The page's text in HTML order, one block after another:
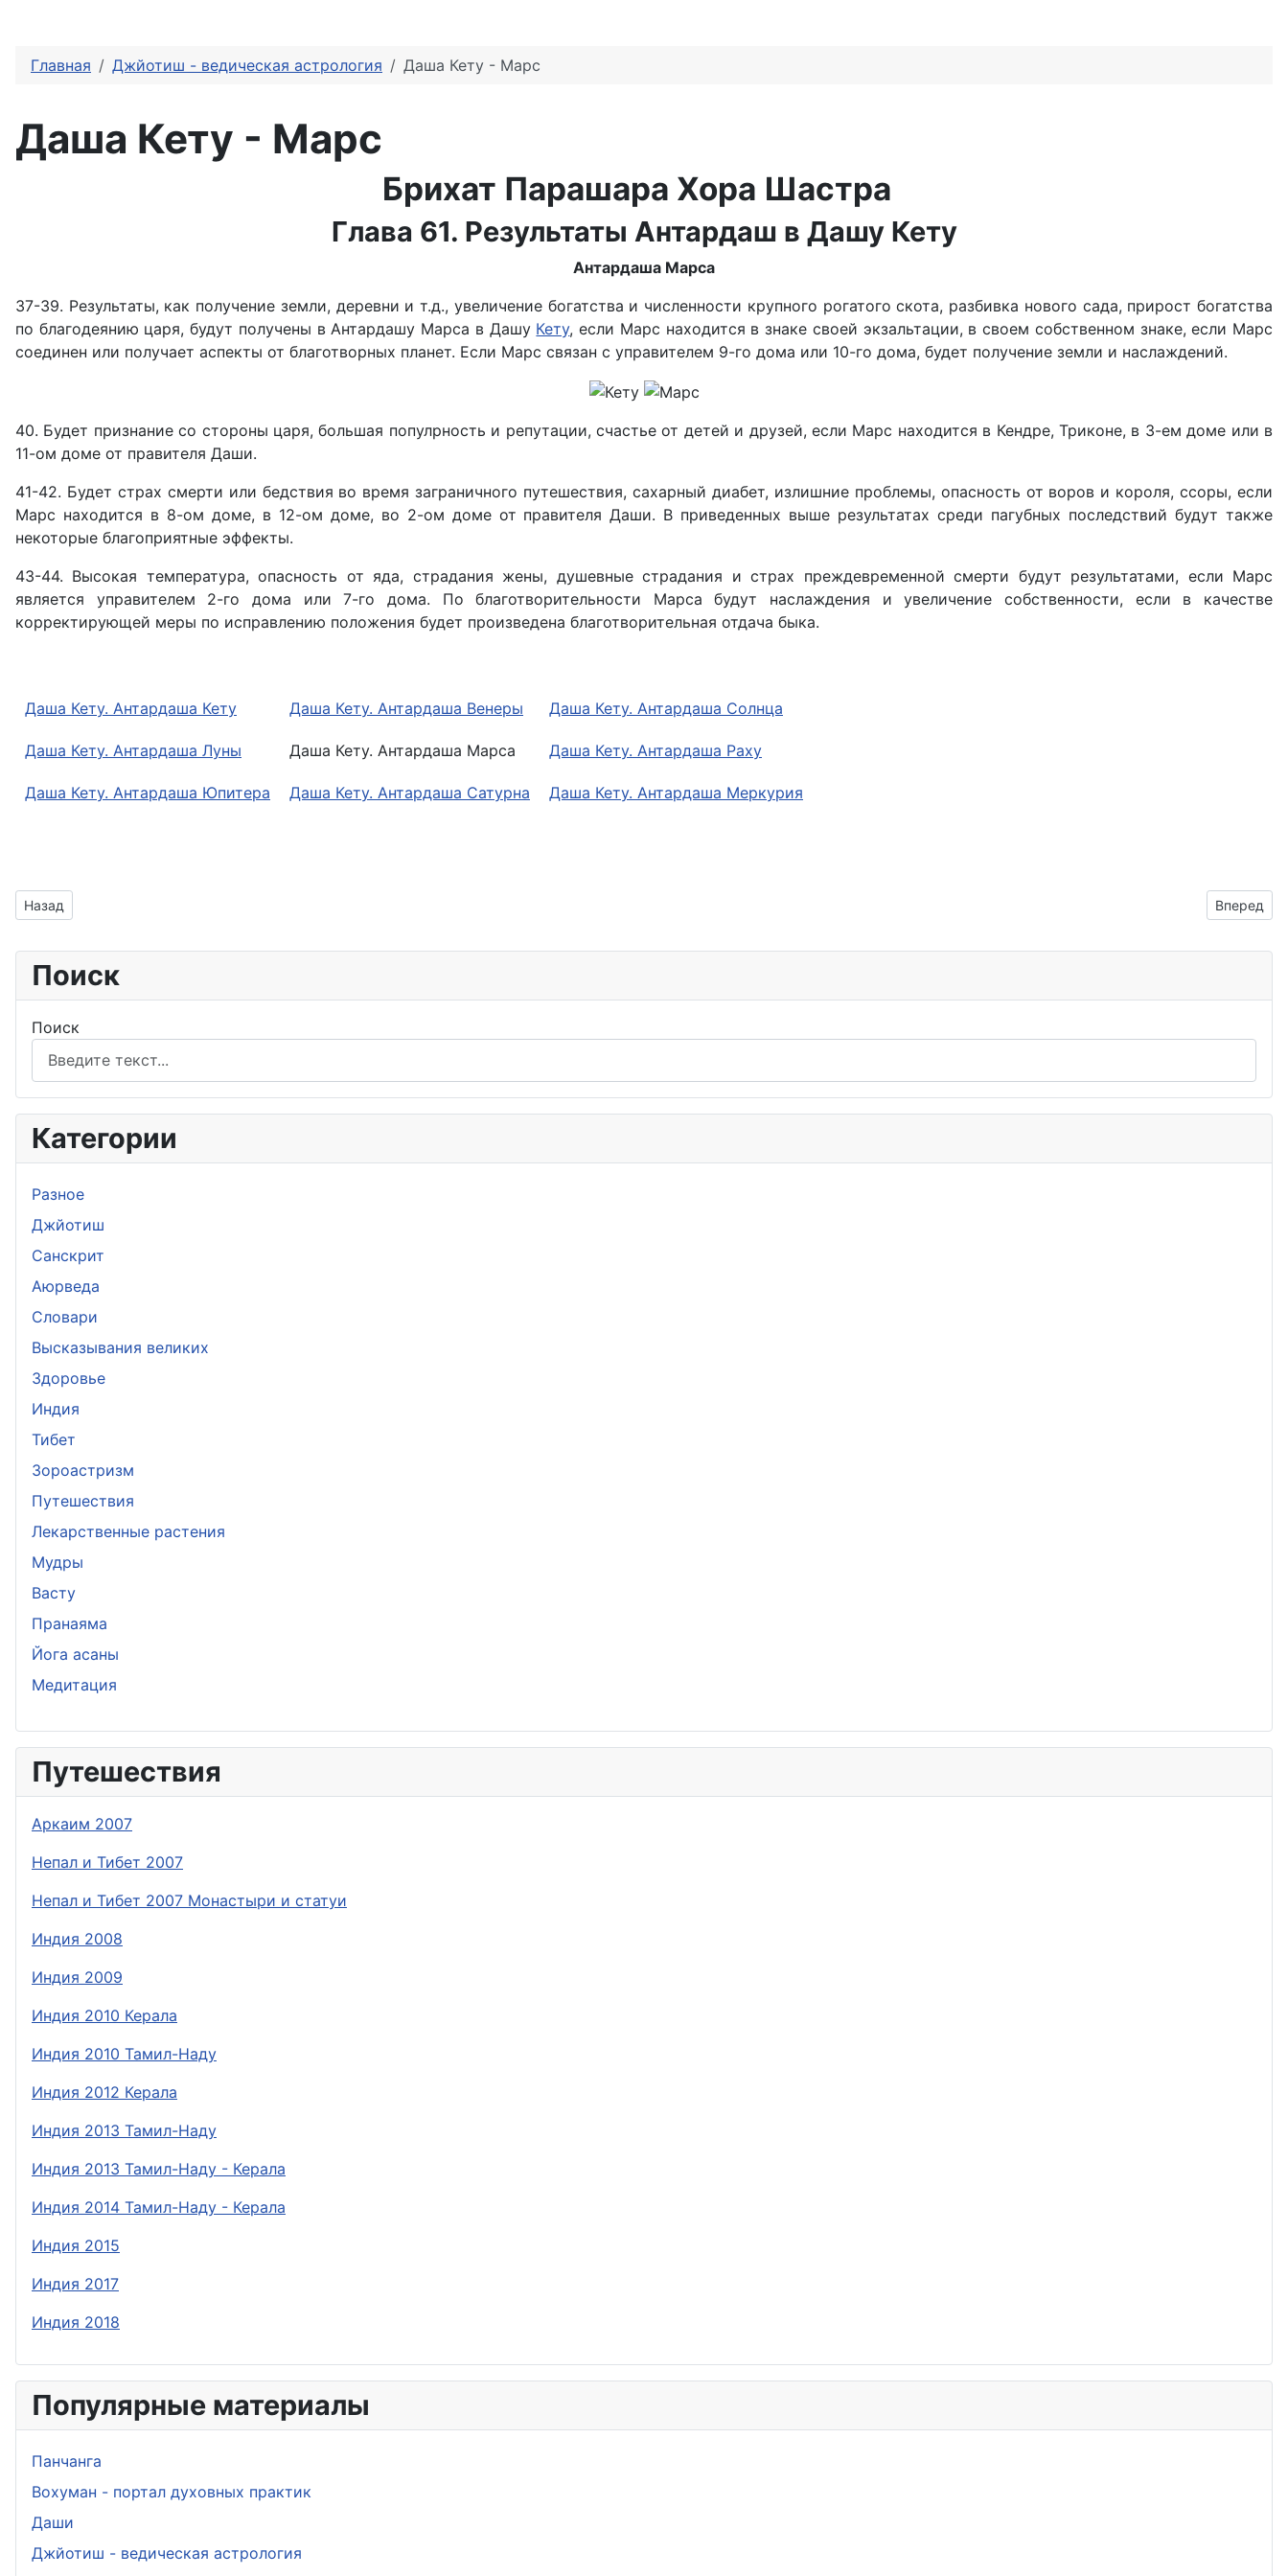
Главная Джйотиш - ведическая астрология Даша Кету - Марс
Даша Кету - Марс
Брихат Парашара Хора Шастра
Глава 61. Результаты Антардаш в Дашу Кету
Антардаша Марса
37-39. Результаты, как получение земли, деревни и т.д., увеличение богатства и численности крупного рогатого скота, разбивка нового сада, прирост богатства
по благодеянию царя, будут получены в Антардашу Марса в Дашу Кету, если Марс находится в знаке своей экзальтации, в своем собственном знаке, если Марс
соединен или получает аспекты от благотворных планет. Если Марс связан с управителем 9-го дома или 10-го дома, будет получение земли и наслаждений.
40. Будет признание со стороны царя, большая популрность и репутации, счастье от детей и друзей, если Марс находится в Кендре, Триконе, в 3-ем доме или в
11-ом доме от правителя Даши.
41-42. Будет страх смерти или бедствия во время заграничного путешествия, сахарный диабет, излишние проблемы, опасность от воров и короля, ссоры, если
Марс находится в 8-ом доме, в 12-ом доме, во 2-ом доме от правителя Даши. В приведенных выше результатах среди пагубных последствий будут также
некоторые благоприятные эффекты.
43-44. Высокая температура, опасность от яда, страдания жены, душевные страдания и страх преждевременной смерти будут результатами, если Марс
является управителем 2-го дома или 7-го дома. По благотворительности Марса будут наслаждения и увеличение собственности, если в качестве
корректирующей меры по исправлению положения будет произведена благотворительная отдача быка.
Даша Кету. Антардаша Кету Даша Кету. Антардаша Венеры Даша Кету. Антардаша Солнца
Даша Кету. Антардаша Луны Даша Кету. Антардаша Марса Даша Кету. Антардаша Раху
Даша Кету. Антардаша Юпитера Даша Кету. Антардаша Сатурна Даша Кету. Антардаша Меркурия
Предыдущий: Даша Кету - Меркурий
Назад Вперед
Поиск
Поиск
Категории
Разное
Джйотиш
Санскрит
Аюрведа
Словари
Высказывания великих
Здоровье
Индия
Тибет
Зороастризм
Путешествия
Лекарственные растения
Мудры
Васту
Пранаяма
Йога асаны
Медитация
Путешествия
Аркаим 2007
Непал и Тибет 2007
Непал и Тибет 2007 Монастыри и статуи
Индия 2008
Индия 2009
Индия 2010 Керала
Индия 2010 Тамил-Наду
Индия 2012 Керала
Индия 2013 Тамил-Наду
Индия 2013 Тамил-Наду - Керала
Индия 2014 Тамил-Наду - Керала
Индия 2015
Индия 2017
Индия 2018
Популярные материалы
Панчанга
Вохуман - портал духовных практик
Даши
Джйотиш - ведическая астрология